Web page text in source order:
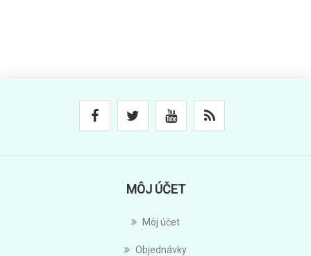
MÔJ ÚČET
Môj účet
Objednávky